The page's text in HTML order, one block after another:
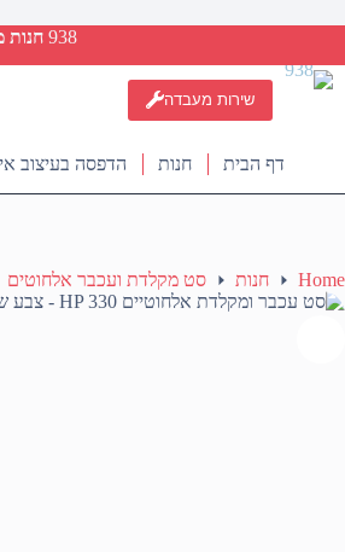
938 חנות
שירות מעבדה
דף הבית
חנות הדפסה בעיצוב
Home חנות סט מקלדת ועכבר אלחוטים